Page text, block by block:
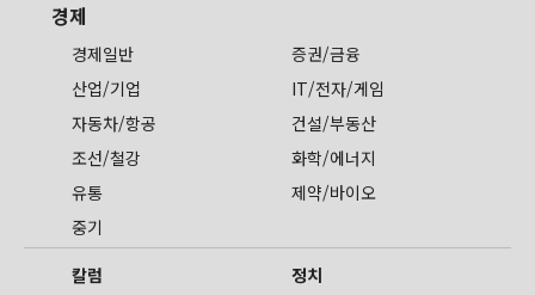
경제
경제일반
증권/금융
산업/기업
IT/전자/게임
자동차/항공
건설/부동산
조선/철강
화학/에너지
유통
제약/바이오
중기
칼럼
정치